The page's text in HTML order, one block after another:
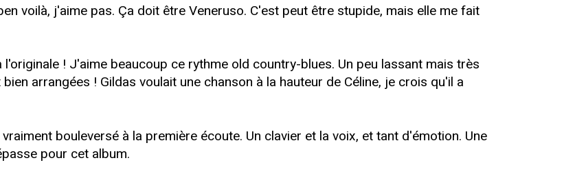
voilà, j'aime pas. Ça doit être Veneruso. C'est peut être stupide, mais elle me fait
! J'aime beaucoup ce rythme old country-blues. Un peu lassant mais très
arrangées ! Gildas voulait une chanson à la hauteur de Céline, je crois qu'il a
bouleversé à la première écoute. Un clavier et la voix, et tant d'émotion. Une
pour cet album.